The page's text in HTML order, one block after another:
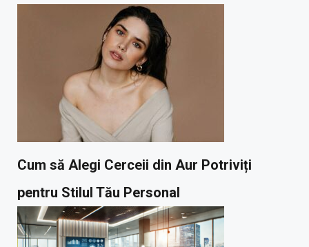
Cum să Alegi Cerceii din Aur Potriviți
pentru Stilul Tău Personal